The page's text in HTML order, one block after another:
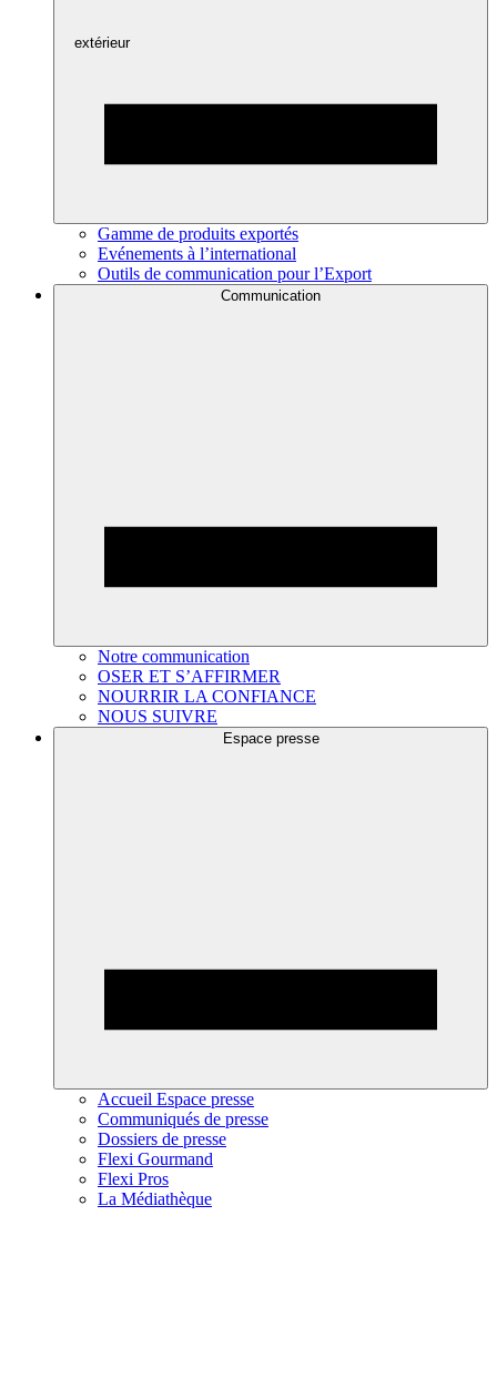
extérieur
Gamme de produits exportés
Evénements à l’international
Outils de communication pour l’Export
Communication
Notre communication
OSER ET S’AFFIRMER
NOURRIR LA CONFIANCE
NOUS SUIVRE
Espace presse
Accueil Espace presse
Communiqués de presse
Dossiers de presse
Flexi Gourmand
Flexi Pros
La Médiathèque